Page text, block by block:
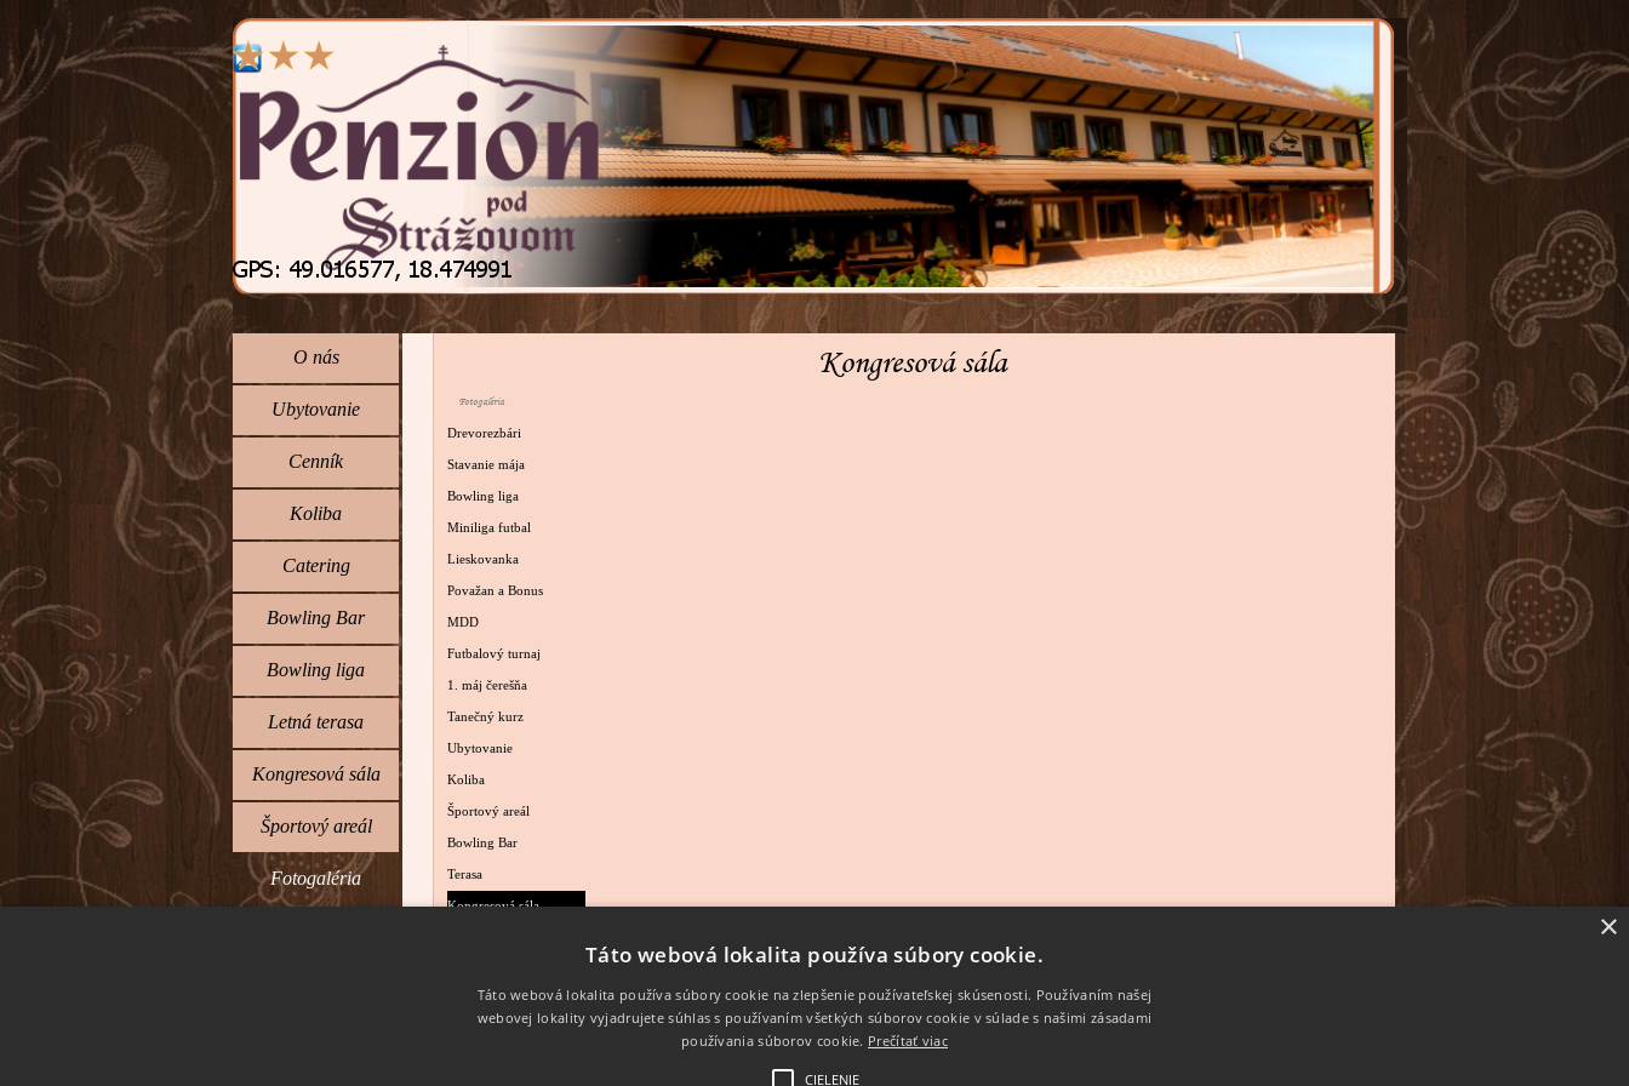
Prejsť na obsah
Preskočiť menu
O nás
Ubytovanie
Cenník
Koliba
Catering
Bowling Bar
Bowling liga
Letná terasa
Kongresová sála
Športový areál
Fotogaléria ▼
Kongresová sála
Fotogaléria
Drevorezbári
Stavanie mája
Bowling liga
Miniliga futbal
Lieskovanka
Považan a Bonus
MDD
Futbalový turnaj
1. máj čerešňa
Tanečný kurz
Ubytovanie
Koliba
Športový areál
Bowling Bar
Terasa
Kongresová sála
Silvester 2011
×
Táto webová lokalita používa súbory cookie.
Táto webová lokalita používa súbory cookie na zlepšenie používateľskej skúsenosti. Používaním našej
webovej lokality vyjadrujete súhlas s používaním všetkých súborov cookie v súlade s našimi zásadami
používania súborov cookie. Prečítať viac
CIELENIE